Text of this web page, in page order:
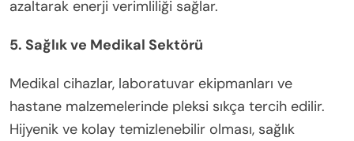
azaltarak enerji verimliliği sağlar.
5. Sağlık ve Medikal Sektörü
Medikal cihazlar, laboratuvar ekipmanları ve
hastane malzemelerinde pleksi sıkça tercih edilir.
Hijyenik ve kolay temizlenebilir olması, sağlık